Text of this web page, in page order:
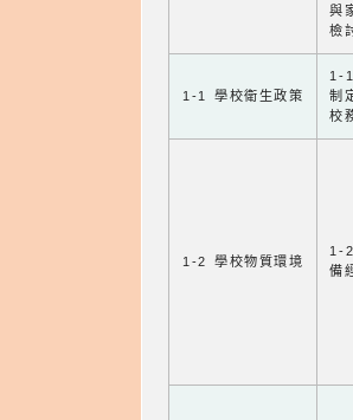
與
檢
1-1 學校衛生政策
1-
制
校
1-2 學校物質環境
1-
備